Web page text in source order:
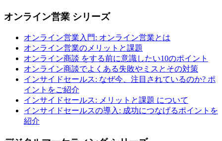
オンライン営業 シリーズ
オンライン営業入門: オンライン営業とは
オンライン営業のメリットと課題
オンライン商談 をする前に意識したい10のポイント
オンライン商談でよくある失敗やミスとその対策
インサイドセールス: なぜ今、注目されているのか? ポ
イントをご紹介
インサイドセールス: メリットと課題 について
インサイドセールスの導入: 成功につなげるポイントを
紹介